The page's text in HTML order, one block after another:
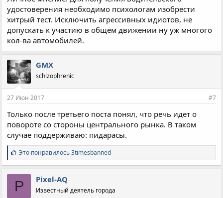
удостоверения необходимо психологам изобрести
хитрый тест. Исключить агрессивных идиотов, не
допускать к участию в общем движении ну уж многого
кол-ва автомобилей.
GMX
schizophrenic
27 Июн 2017 #7
Только после третьего поста понял, что речь идет о
повороте со стороны центрального рынка. В таком
случае поддерживаю: пидарасы.
С
и
м
п
а
Это понравилось3timesbanned
P Pixel-AQ
Известный деятель города